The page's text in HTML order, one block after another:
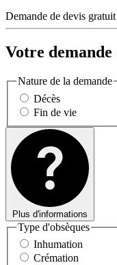
Demande de devis
Votre demande
Nature de la demande
Décès
Fin de vie
Plus d'informations
Type d'obsèques
Inhumation
Crémation